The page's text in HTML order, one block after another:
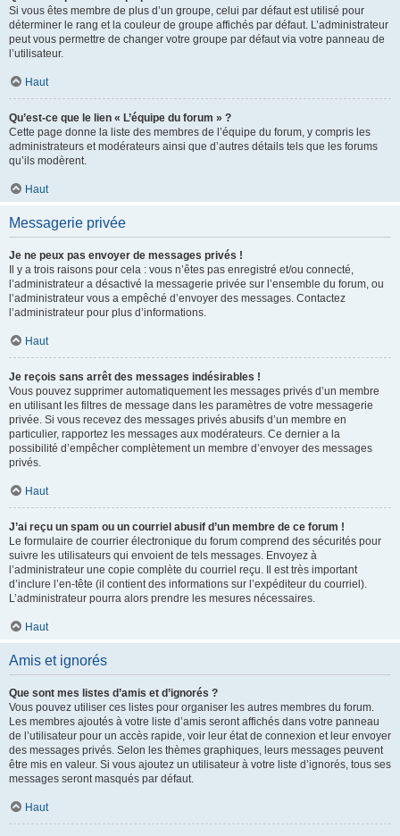
Si vous êtes membre de plus d’un groupe, celui par défaut est utilisé pour
déterminer le rang et la couleur de groupe affichés par défaut. L’administrateur
peut vous permettre de changer votre groupe par défaut via votre panneau de
l’utilisateur.
Haut
Qu’est-ce que le lien « L’équipe du forum » ?
Cette page donne la liste des membres de l’équipe du forum, y compris les
administrateurs et modérateurs ainsi que d’autres détails tels que les forums
qu’ils modèrent.
Haut
Messagerie privée
Je ne peux pas envoyer de messages privés !
Il y a trois raisons pour cela : vous n’êtes pas enregistré et/ou connecté,
l’administrateur a désactivé la messagerie privée sur l’ensemble du forum, ou
l’administrateur vous a empêché d’envoyer des messages. Contactez
l’administrateur pour plus d’informations.
Haut
Je reçois sans arrêt des messages indésirables !
Vous pouvez supprimer automatiquement les messages privés d’un membre
en utilisant les filtres de message dans les paramètres de votre messagerie
privée. Si vous recevez des messages privés abusifs d’un membre en
particulier, rapportez les messages aux modérateurs. Ce dernier a la
possibilité d’empêcher complètement un membre d’envoyer des messages
privés.
Haut
J’ai reçu un spam ou un courriel abusif d’un membre de ce forum !
Le formulaire de courrier électronique du forum comprend des sécurités pour
suivre les utilisateurs qui envoient de tels messages. Envoyez à
l’administrateur une copie complète du courriel reçu. Il est très important
d’inclure l’en-tête (il contient des informations sur l’expéditeur du courriel).
L’administrateur pourra alors prendre les mesures nécessaires.
Haut
Amis et ignorés
Que sont mes listes d’amis et d’ignorés ?
Vous pouvez utiliser ces listes pour organiser les autres membres du forum.
Les membres ajoutés à votre liste d’amis seront affichés dans votre panneau
de l’utilisateur pour un accès rapide, voir leur état de connexion et leur envoyer
des messages privés. Selon les thèmes graphiques, leurs messages peuvent
être mis en valeur. Si vous ajoutez un utilisateur à votre liste d’ignorés, tous ses
messages seront masqués par défaut.
Haut